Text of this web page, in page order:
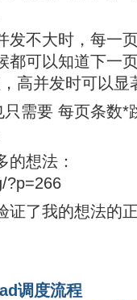
发不大时，每一
都可以知道下一
高并发时可以显
需要 每页条数*
想法：
?p=266
证了我的想法的
调度流程